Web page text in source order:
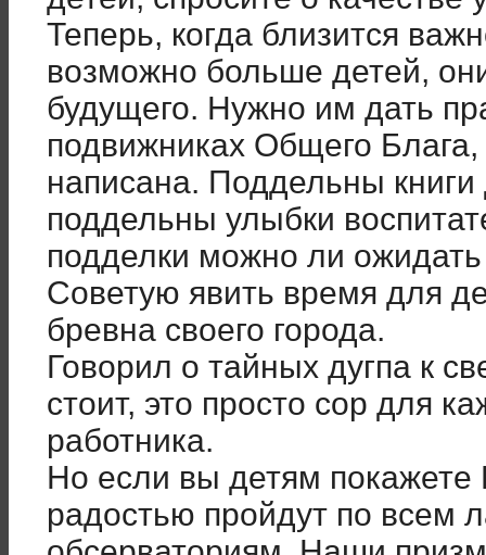
Теперь, когда близится
возможно больше детей,
будущего. Нужно им дать
подвижниках Общего
написана. Поддельны
поддельны улыбки
подделки можно ли
Советую явить время для
бревна своего города.
Говорил о тайных дугпа к
стоит, это просто сор для
работника.
Но если вы детям
радостью пройдут по всем